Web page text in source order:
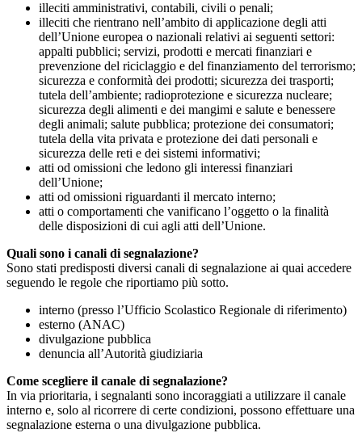
illeciti amministrativi, contabili, civili o penali;
illeciti che rientrano nell’ambito di applicazione degli atti
dell’Unione europea o nazionali relativi ai seguenti settori:
appalti pubblici; servizi, prodotti e mercati finanziari e
prevenzione del riciclaggio e del finanziamento del terrorismo;
sicurezza e conformità dei prodotti; sicurezza dei trasporti;
tutela dell’ambiente; radioprotezione e sicurezza nucleare;
sicurezza degli alimenti e dei mangimi e salute e benessere
degli animali; salute pubblica; protezione dei consumatori;
tutela della vita privata e protezione dei dati personali e
sicurezza delle reti e dei sistemi informativi;
atti od omissioni che ledono gli interessi finanziari
dell’Unione;
atti od omissioni riguardanti il mercato interno;
atti o comportamenti che vanificano l’oggetto o la finalità
delle disposizioni di cui agli atti dell’Unione.
Quali sono i canali di segnalazione?
Sono stati predisposti diversi canali di segnalazione ai quai accedere
seguendo le regole che riportiamo più sotto.
interno (presso l’Ufficio Scolastico Regionale di riferimento)
esterno (ANAC)
divulgazione pubblica
denuncia all’Autorità giudiziaria
Come scegliere il canale di segnalazione?
In via prioritaria, i segnalanti sono incoraggiati a utilizzare il canale
interno e, solo al ricorrere di certe condizioni, possono effettuare una
segnalazione esterna o una divulgazione pubblica.